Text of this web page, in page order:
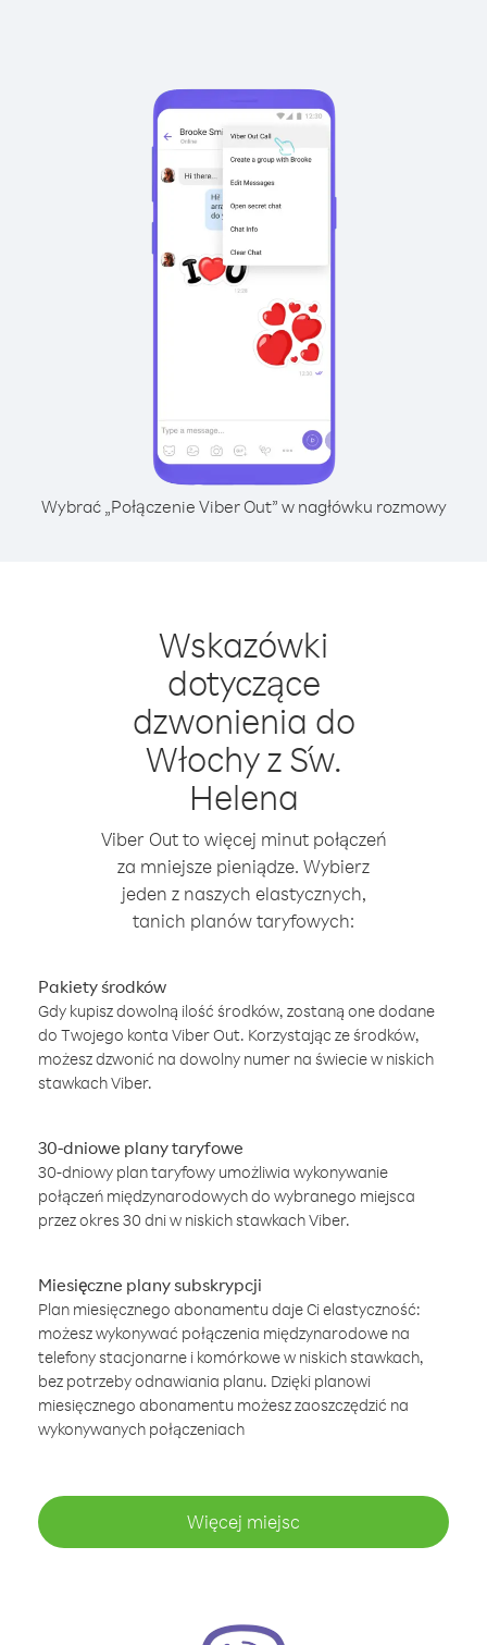
Wybrać „Połączenie Viber Out” w nagłówku rozmowy
Wskazówki
dotyczące
dzwonienia do
Włochy z Św.
Helena
Viber Out to więcej minut połączeń
za mniejsze pieniądze. Wybierz
jeden z naszych elastycznych,
tanich planów taryfowych:
Pakiety środków
Gdy kupisz dowolną ilość środków, zostaną one dodane
do Twojego konta Viber Out. Korzystając ze środków,
możesz dzwonić na dowolny numer na świecie w niskich
stawkach Viber.
30-dniowe plany taryfowe
30-dniowy plan taryfowy umożliwia wykonywanie
połączeń międzynarodowych do wybranego miejsca
przez okres 30 dni w niskich stawkach Viber.
Miesięczne plany subskrypcji
Plan miesięcznego abonamentu daje Ci elastyczność:
możesz wykonywać połączenia międzynarodowe na
telefony stacjonarne i komórkowe w niskich stawkach,
bez potrzeby odnawiania planu. Dzięki planowi
miesięcznego abonamentu możesz zaoszczędzić na
wykonywanych połączeniach
Więcej miejsc